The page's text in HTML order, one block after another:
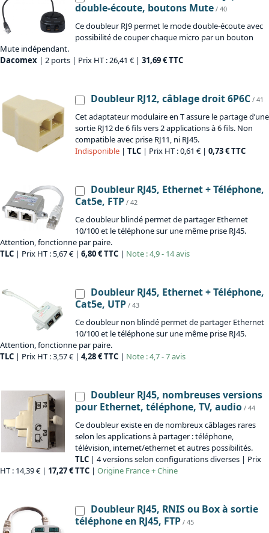
double-écoute, boutons Mute / 40
Ce doubleur RJ9 permet le mode double-écoute avec
possibilité de couper chaque micro par un bouton
Mute indépendant.
Dacomex | 2 ports | Prix HT : 26,41 € | 31,69 € TTC
Doubleur RJ12, câblage droit 6P6C / 41
Cet adaptateur modulaire en T assure le partage d’une
sortie RJ12 de 6 fils vers 2 applications à 6 fils. Non
compatible avec prise RJ11, ni RJ45.
Indisponible | TLC | Prix HT : 0,61 € | 0,73 € TTC
Doubleur RJ45, Ethernet + Téléphone,
Cat5e, FTP / 42
Ce doubleur blindé permet de partager Ethernet
10/100 et le téléphone sur une même prise RJ45.
Attention, fonctionne par paire.
TLC | Prix HT : 5,67 € | 6,80 € TTC | Note : 4,9 - 14 avis
Doubleur RJ45, Ethernet + Téléphone,
Cat5e, UTP / 43
Ce doubleur non blindé permet de partager Ethernet
10/100 et le téléphone sur une même prise RJ45.
Attention, fonctionne par paire.
TLC | Prix HT : 3,57 € | 4,28 € TTC | Note : 4,7 - 7 avis
Doubleur RJ45, nombreuses versions
pour Ethernet, téléphone, TV, audio / 44
Ce doubleur existe en de nombreux câblages rares
selon les applications à partager : téléphone,
télévision, internet/ethernet et autres possibilités.
TLC | 4 versions selon configurations diverses | Prix
HT : 14,39 € | 17,27 € TTC | Origine France + Chine
Doubleur RJ45, RNIS ou Box à sortie
téléphone en RJ45, FTP / 45